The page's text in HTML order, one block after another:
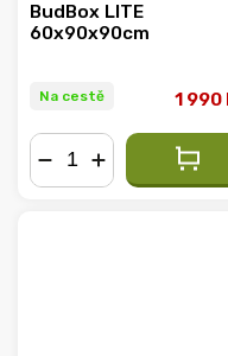
BudBox LITE
60x90x90cm
Na cestě 1 990